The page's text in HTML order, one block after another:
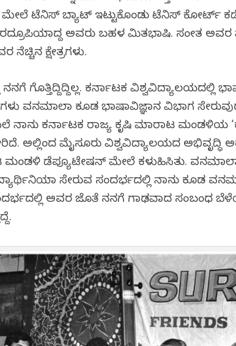
ಟೆನಿಸ್ ಬ್ಯಾಟ್‌ ಇಟ್ಟುಕೊಂಡು ಟೆನಿಸ್ ಕೋರ್ಟ್
ಅವರು ಬಹಳ ಮಿತಭಾಷಿ. ಸಂಗೀತ
ನೆಚ್ಚಿನ ಕ್ಷೇತ್ರಗಳು.
ಗೊತ್ತಿದ್ದಿದ್ದಿಲ್ಲ. ಕರ್ನಾಟಕ ವಿಶ್ವವಿದ್ಯಾಲಯದಲ್ಲಿ
ವನಮಾಲಾ ಕೂಡ ಭಾಷಾವಿಜ್ಞಾನ ವಿಭಾಗ
ನಾನು ಕರ್ನಾಟಕ ರಾಜ್ಯ ಕೃಷಿ ಮಾರಾಟ ಮಂಡಳಿಯ
ಅಲ್ಲಿಂದ ಮೈಸೂರು ವಿಶ್ವವಿದ್ಯಾಲಯದ ಅಭಿವೃದ್ಧಿ
ಮಂಡಳಿ ಡೆಪ್ಯೂಟೇಷನ್ ಮೇಲೆ ಕಳುಹಿಸಿತು.
ಸೇರುವ ಸಂದರ್ಭದಲ್ಲಿ ನಾನು ಕೂಡ
ಅವರ ಜೊತೆ ನನಗೆ ಗಾಢವಾದ ಸಂಬಂಧ